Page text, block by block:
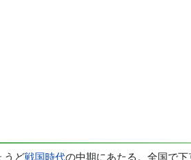
うど戦国時代の中期にあたる。全国で下